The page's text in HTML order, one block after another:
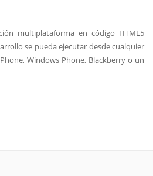
multiplataforma en código HTML5
se pueda ejecutar desde cualquier
Windows Phone, Blackberry o un